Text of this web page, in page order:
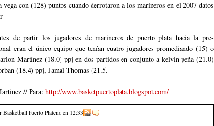
vega con (128) puntos cuando derrotaron a los marineros en el 2007 datos
de partir los jugadores de marineros de puerto plata hacia la pre-
eran el único equipo que tenían cuatro jugadores promediando (15) o
Martínez (18.0) ppj en dos partidos en conjunto a kelvin peña (21.0)
(18.4) ppj, Jamal Thomas (21.5.
// Para: http://www.basketpuertoplata.blogspot.com/
Basketball Puerto Plateño en 12:33